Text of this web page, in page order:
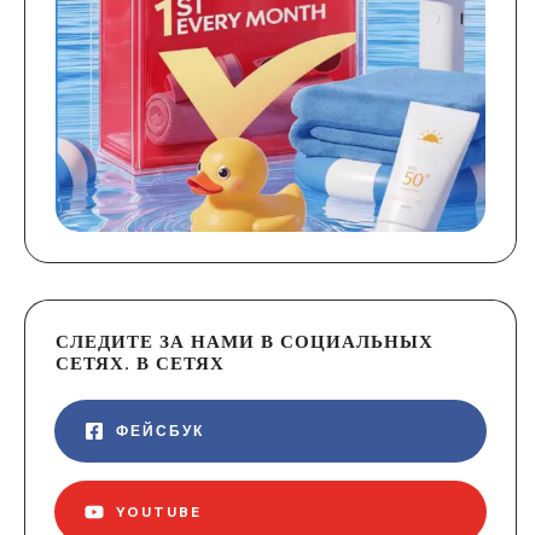
СЛЕДИТЕ ЗА НАМИ В СОЦИАЛЬНЫХ
СЕТЯХ. В СЕТЯХ
ФЕЙСБУК
YOUTUBE